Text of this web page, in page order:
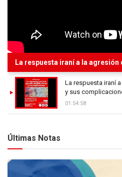
La respuesta iraní
y sus
01:54:58
Últimas Notas